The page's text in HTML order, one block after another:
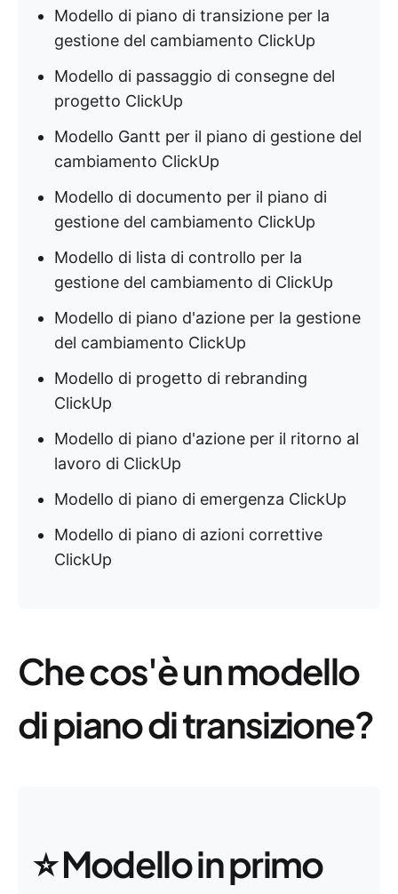
Modello di piano di transizione per la
gestione del cambiamento ClickUp
Modello di passaggio di consegne del
progetto ClickUp
Modello Gantt per il piano di gestione del
cambiamento ClickUp
Modello di documento per il piano di
gestione del cambiamento ClickUp
Modello di lista di controllo per la
gestione del cambiamento di ClickUp
Modello di piano d'azione per la gestione
del cambiamento ClickUp
Modello di progetto di rebranding
ClickUp
Modello di piano d'azione per il ritorno al
lavoro di ClickUp
Modello di piano di emergenza ClickUp
Modello di piano di azioni correttive
ClickUp
Che cos'è un modello
di piano di transizione?
⭐ Modello in primo